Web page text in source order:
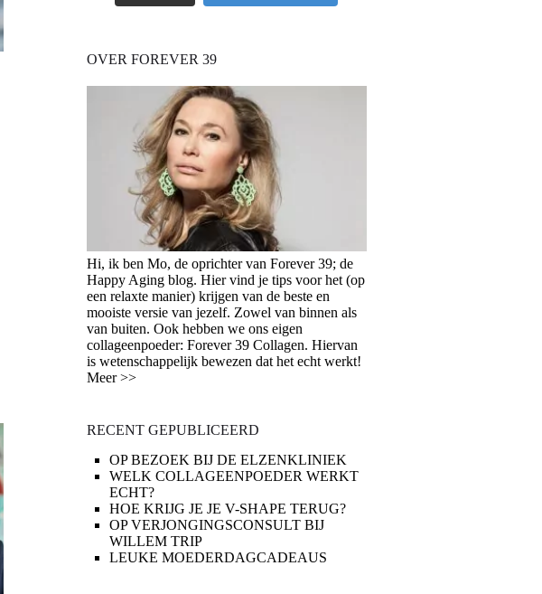
OVER FOREVER 39
Hi, ik ben Mo, de oprichter van Forever 39; de
Happy Aging blog. Hier vind je tips voor het (op
een relaxte manier) krijgen van de beste en
mooiste versie van jezelf. Zowel van binnen als
van buiten. Ook hebben we ons eigen
collageenpoeder: Forever 39 Collagen. Hiervan
is wetenschappelijk bewezen dat het echt werkt!
Meer >>
RECENT GEPUBLICEERD
OP BEZOEK BIJ DE ELZENKLINIEK
WELK COLLAGEENPOEDER WERKT
ECHT?
HOE KRIJG JE JE V-SHAPE TERUG?
OP VERJONGINGSCONSULT BIJ
WILLEM TRIP
LEUKE MOEDERDAGCADEAUS